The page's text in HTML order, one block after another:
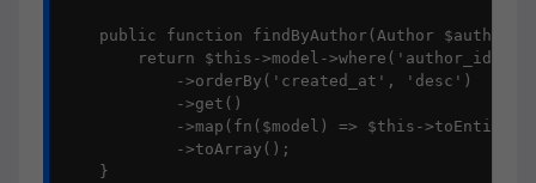
public function findByAuthor(Author $author):
return $this->model->where('author_id',
            ->orderBy('created_at', 'desc')
            ->get()
->map(fn($model) => $this-
            ->toArray();
    }